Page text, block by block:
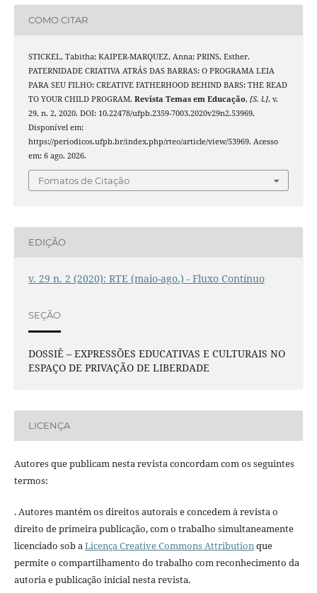
COMO CITAR
STICKEL, Tabitha; KAIPER-MARQUEZ, Anna; PRINS, Esther.
PATERNIDADE CRIATIVA ATRÁS DAS BARRAS: O PROGRAMA LEIA
PARA SEU FILHO: CREATIVE FATHERHOOD BEHIND BARS: THE READ
TO YOUR CHILD PROGRAM. Revista Temas em Educação, [S. l.], v.
29, n. 2, 2020. DOI: 10.22478/ufpb.2359-7003.2020v29n2.53969.
Disponível em:
https://periodicos.ufpb.br/index.php/rteo/article/view/53969. Acesso
em: 6 ago. 2026.
Fomatos de Citação
EDIÇÃO
v. 29 n. 2 (2020): RTE (maio-ago.) - Fluxo Contínuo
SEÇÃO
DOSSIÊ – EXPRESSÕES EDUCATIVAS E CULTURAIS NO
ESPAÇO DE PRIVAÇÃO DE LIBERDADE
LICENÇA
Autores que publicam nesta revista concordam com os seguintes
termos:
. Autores mantém os direitos autorais e concedem à revista o
direito de primeira publicação, com o trabalho simultaneamente
licenciado sob a Licença Creative Commons Attribution que
permite o compartilhamento do trabalho com reconhecimento da
autoria e publicação inicial nesta revista.